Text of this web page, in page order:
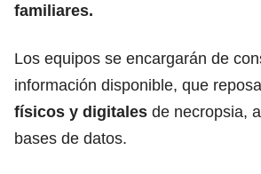
familiares.
Los equipos se encargarán de
información disponible, que
físicos y digitales de necropsia,
bases de datos.